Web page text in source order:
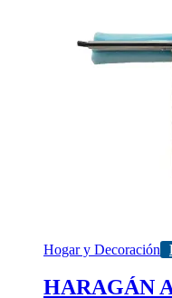
Hogar y Decoración
HARAGÁN